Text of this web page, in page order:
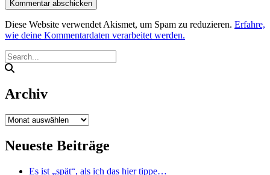
Diese Website verwendet Akismet, um Spam zu reduzieren. Erfahre,
wie deine Kommentardaten verarbeitet werden.
Archiv
Archiv
Neueste Beiträge
Es ist „spät“, als ich das hier tippe…